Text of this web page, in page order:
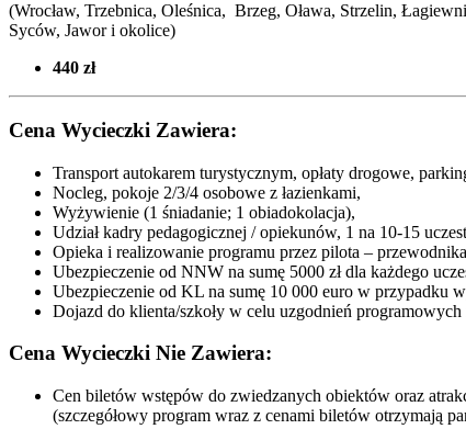
(Wrocław, Trzebnica, Oleśnica, Brzeg, Oława, Strzelin,
Syców, Jawor i okolice)
440 zł
Cena Wycieczki Zawiera:
Transport autokarem turystycznym, opłaty drogowe,
Nocleg, pokoje 2/3/4 osobowe z łazienkami,
Wyżywienie (1 śniadanie; 1 obiadokolacja),
Udział kadry pedagogicznej / opiekunów, 1 na 10-15
Opieka i realizowanie programu przez pilota –
Ubezpieczenie od NNW na sumę 5000 zł dla każdego
Ubezpieczenie od KL na sumę 10 000 euro w przypadku
Dojazd do klienta/szkoły w celu uzgodnień
Cena Wycieczki Nie Zawiera:
Cen biletów wstępów do zwiedzanych obiektów oraz
(szczegółowy program wraz z cenami biletów otrzymają